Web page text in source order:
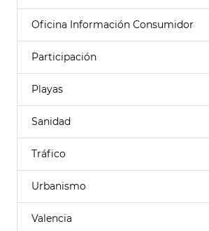
Oficina Información Consumidor
Participación
Playas
Sanidad
Tráfico
Urbanismo
Valencia